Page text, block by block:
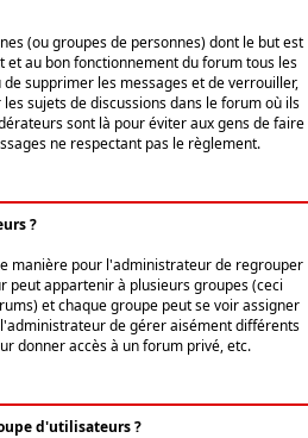
(ou groupes de personnes) dont le but est
au bon fonctionnement du forum tous les
supprimer les messages et de verrouiller,
sujets de discussions dans le forum où ils
sont là pour éviter aux gens de faire
ne respectant pas le règlement.
?
manière pour l'administrateur de regrouper
peut appartenir à plusieurs groupes (ceci
et chaque groupe peut se voir assigner
de gérer aisément différents
donner accès à un forum privé, etc.
d'utilisateurs ?